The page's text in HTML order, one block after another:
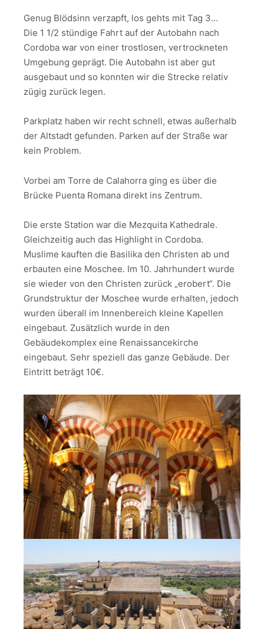
Genug Blödsinn verzapft, los gehts mit Tag 3…
Die 1 1/2 stündige Fahrt auf der Autobahn nach
Cordoba war von einer trostlosen, vertrockneten
Umgebung geprägt. Die Autobahn ist aber gut
ausgebaut und so konnten wir die Strecke relativ
zügig zurück legen.
Parkplatz haben wir recht schnell, etwas außerhalb
der Altstadt gefunden. Parken auf der Straße war
kein Problem.
Vorbei am Torre de Calahorra ging es über die
Brücke Puenta Romana direkt ins Zentrum.
Die erste Station war die Mezquita Kathedrale.
Gleichzeitig auch das Highlight in Cordoba.
Muslime kauften die Basilika den Christen ab und
erbauten eine Moschee. Im 10. Jahrhundert wurde
sie wieder von den Christen zurück „erobert“. Die
Grundstruktur der Moschee wurde erhalten, jedoch
wurden überall im Innenbereich kleine Kapellen
eingebaut. Zusätzlich wurde in den
Gebäudekomplex eine Renaissancekirche
eingebaut. Sehr speziell das ganze Gebäude. Der
Eintritt beträgt 10€.